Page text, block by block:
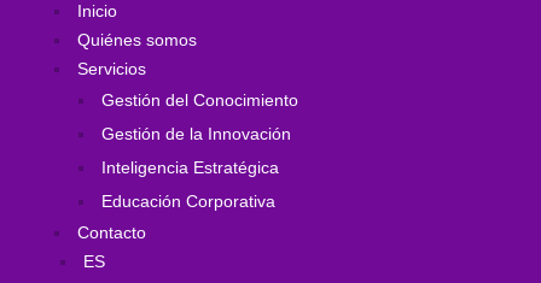
Inicio
Quiénes somos
Servicios
Gestión del Conocimiento
Gestión de la Innovación
Inteligencia Estratégica
Educación Corporativa
Contacto
ES